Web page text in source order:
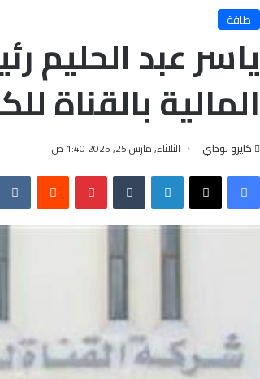
طاقة
ياسر عبد الحليم
المالية بالقناة
كايرو توداي الثلاثاء, مارس 25, 2025 1:40 ص
فيسبوك لينكدإن بينتيريست